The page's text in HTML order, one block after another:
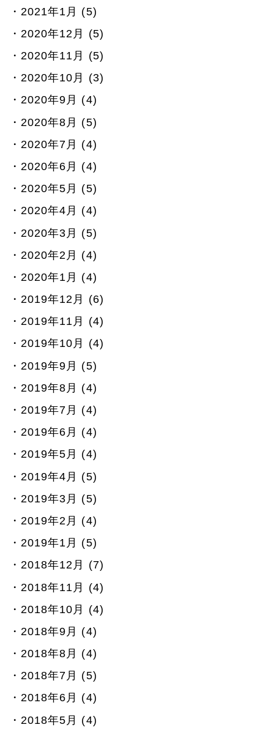
2021年1月 (5)
2020年12月 (5)
2020年11月 (5)
2020年10月 (3)
2020年9月 (4)
2020年8月 (5)
2020年7月 (4)
2020年6月 (4)
2020年5月 (5)
2020年4月 (4)
2020年3月 (5)
2020年2月 (4)
2020年1月 (4)
2019年12月 (6)
2019年11月 (4)
2019年10月 (4)
2019年9月 (5)
2019年8月 (4)
2019年7月 (4)
2019年6月 (4)
2019年5月 (4)
2019年4月 (5)
2019年3月 (5)
2019年2月 (4)
2019年1月 (5)
2018年12月 (7)
2018年11月 (4)
2018年10月 (4)
2018年9月 (4)
2018年8月 (4)
2018年7月 (5)
2018年6月 (4)
2018年5月 (4)